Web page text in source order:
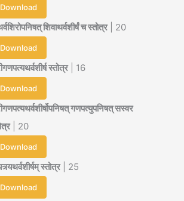
Download
शिवाथर्वशीर्षं च स्तोत्र| 20
Download
स्तोत्र| 16
Download
गणपत्युपनिषत् सस्वर
| 20
Download
स्तोत्र| 25
Download